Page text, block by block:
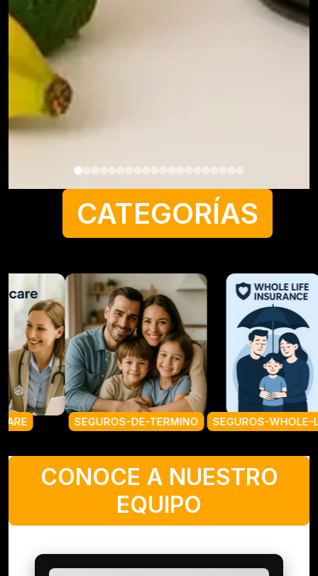
CATEGORÍAS
DE-TERMINO SEGUROS-WHOLE-LIFE SEGUROS-
CONOCE A NUESTRO
EQUIPO